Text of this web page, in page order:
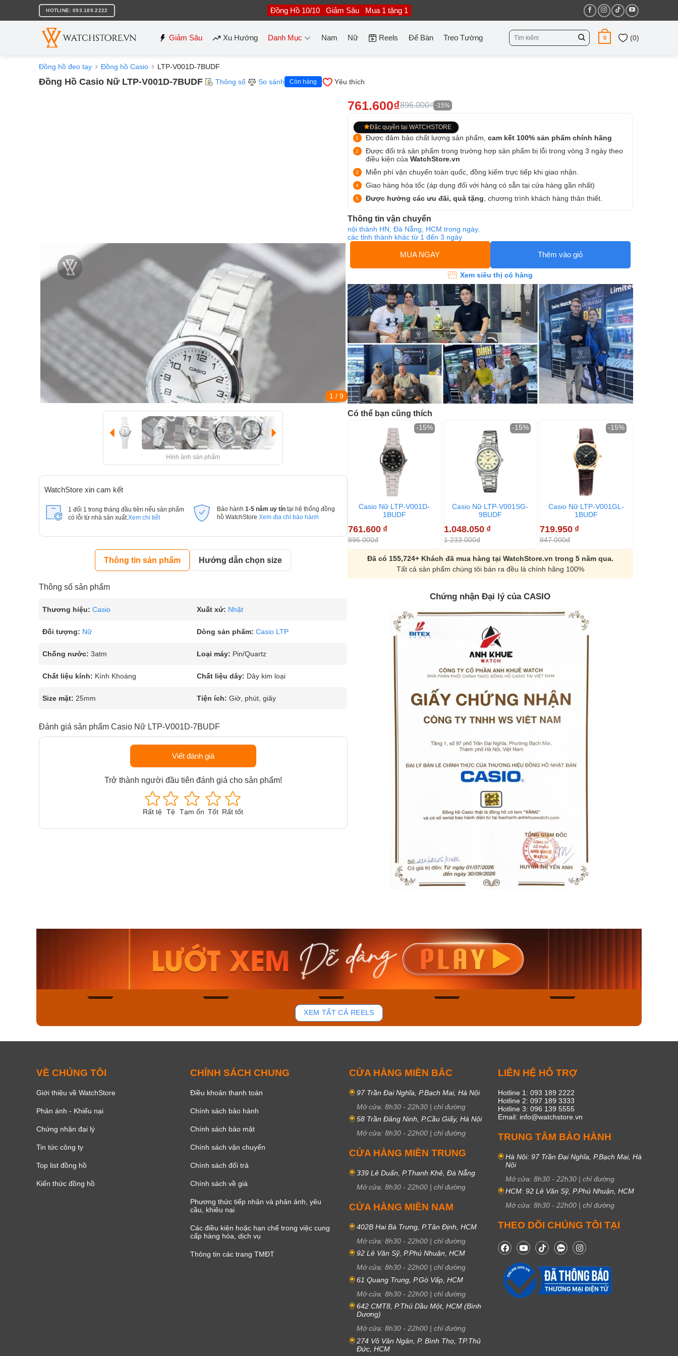
nội
HOTLINE: 093.189.2222 Đồng Hồ 10/10 Giảm Sâu Mua 1 tặng 1
Giảm Sâu Xu Hướng Danh Mục Nam Nữ Reels Để Bàn Treo Tường
Tìm
kiếm:
0 (0)
Đồng hồ đeo tay Đồng hồ Casio LTP-V001D-7BUDF
Đồng Hồ Casio Nữ LTP-V001D-7BUDF Thông số So sánh Còn hàng Yêu thích
1 / 9
Hình ảnh sản phẩm
WatchStore xin cam kết
1 đổi 1 trong tháng đầu tiên nếu sản phẩm
có lỗi từ nhà sản xuất. Xem chi tiết
Bảo hành 1-5 năm uy tín tại hệ thống đồng
hồ WatchStore Xem địa chỉ bảo hành
Thông tin sản phẩm Hướng dẫn chọn size
Thông số sản phẩm
Thương hiệu: Casio Xuất xứ: Nhật
Đối tượng: Nữ Dòng sản phẩm: Casio LTP
Chống nước: 3atm Loại máy: Pin/Quartz
Chất liệu kính: Kính Khoáng Chất liệu dây: Dây kim loại
Size mặt: 25mm Tiện ích: Giờ, phút, giây
Đánh giá sản phẩm Casio Nữ LTP-V001D-7BUDF
Viết đánh giá
Trở thành người đầu tiên đánh giá cho sản phẩm!
Rất tệ Tệ Tạm ổn Tốt Rất tốt
761.600₫896.000₫ -15%
Đặc quyền tại WATCHSTORE
Được đảm bảo chất lượng sản phẩm, cam kết 100% sản phẩm chính hãng
Được đổi trả sản phẩm trong trường hợp sản phẩm bị lỗi trong vòng 3 ngày theo
điều kiện của WatchStore.vn
Miễn phí vận chuyển toàn quốc, đồng kiểm trực tiếp khi giao nhận.
Giao hàng hỏa tốc (áp dụng đối với hàng có sẵn tại cửa hàng gần nhất)
Được hưởng các ưu đãi, quà tặng , chương trình khách hàng thân thiết.
Thông tin vận chuyển
nội thành HN, Đà Nẵng, HCM trong ngày,
các tỉnh thành khác từ 1 đến 3 ngày
MUA NGAY Thêm vào giỏ
Xem siêu thị có hàng
Có thể bạn cũng thích
Casio Nữ LTP-V001D-
1BUDF
761.600 ₫
896.000đ
-15%
Casio Nữ LTP-V001SG-
9BUDF
1.048.050 ₫
1.233.000đ
-15%
Casio Nữ LTP-V001GL-
1BUDF
719.950 ₫
847.000đ
-15%
Đã có 155,724+ Khách đã mua hàng tại WatchStore.vn trong 5 năm qua.
Tất cả sản phẩm chúng tôi bán ra đều là chính hãng 100%
Chứng nhận Đại lý của CASIO
Orient Nam RA-
AA0B05R19B
9.480.000₫
8.058.000₫
Mua ngay
102
Casio Nam MTS-
115D-1AVDF
2.823.000₫
2.399.550₫
Casio Nam MTS-
RS100L-1AVDF
4.276.000₫
3.634.600₫
Mua ngay
XEM TẤT CẢ REELS
VỀ CHÚNG TÔI
Giới thiệu về WatchStore
Phản ánh - Khiếu nại
Chứng nhận đại lý
Tin tức công ty
Top list đồng hồ
Kiến thức đồng hồ
CHÍNH SÁCH CHUNG
Điều khoản thanh toán
Chính sách bảo hành
Chính sách bảo mật
Chính sách vận chuyển
Chính sách đổi trả
Chính sách về giá
Phương thức tiếp nhận và phản ánh, yêu
cầu, khiêu nại
Các điều kiện hoặc hạn chế trong việc cung
cấp hàng hóa, dịch vụ
Thông tin các trang TMĐT
CỬA HÀNG MIỀN BẮC
97 Trần Đại Nghĩa, P.Bạch Mai, Hà Nội
Mở cửa: 8h30 - 22h30 | chỉ đường
58 Trần Đăng Ninh, P.Cầu Giấy, Hà Nội
Mở cửa: 8h30 - 22h00 | chỉ đường
CỬA HÀNG MIỀN TRUNG
339 Lê Duẩn, P.Thanh Khê, Đà Nẵng
Mở cửa: 8h30 - 22h00 | chỉ đường
CỬA HÀNG MIỀN NAM
402B Hai Bà Trưng, P.Tân Định, HCM
Mở cửa: 8h30 - 22h00 | chỉ đường
92 Lê Văn Sỹ, P.Phú Nhuận, HCM
Mở cửa: 8h30 - 22h00 | chỉ đường
61 Quang Trung, P.Gò Vấp, HCM
Mở cửa: 8h30 - 22h00 | chỉ đường
642 CMT8, P.Thủ Dầu Một, HCM (Bình
Dương)
Mở cửa: 8h30 - 22h00 | chỉ đường
274 Võ Văn Ngân, P. Bình Thọ, TP.Thủ
Đức, HCM
LIÊN HỆ HỖ TRỢ
Hotline 1: 093 189 2222
Hotline 2: 097 189 3333
Hotline 3: 096 139 5555
Email: info@watchstore.vn
TRUNG TÂM BẢO HÀNH
Hà Nội: 97 Trần Đại Nghĩa, P.Bạch Mai, Hà
Nội
Mở cửa: 8h30 - 22h30 | chỉ đường
HCM: 92 Lê Văn Sỹ, P.Phú Nhuận, HCM
Mở cửa: 8h30 - 22h00 | chỉ đường
THEO DÕI CHÚNG TÔI TẠI